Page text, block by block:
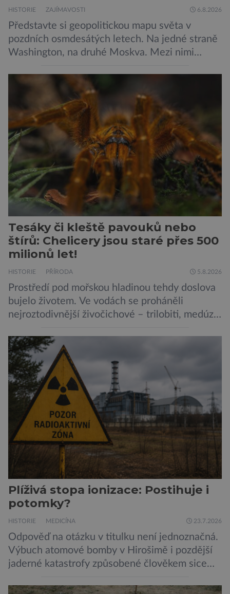
HISTORIE ZAJÍMAVOSTI 6.8.2026
Představte si geopolitickou mapu světa v
pozdních osmdesátých letech. Na jedné straně
Washington, na druhé Moskva. Mezi nimi
padesátkrát dokola, železná opona a miliony
vojáků v permanentní pohotovosti. A pak je tu
Donald Kendall, generální ředitel společnosti
PepsiCo, který se v květnu roku 1989 stává
admirálem flotily, jež čítá sedmnáct […]
Tesáky či kleště pavouků nebo
štírů: Chelicery jsou staré přes 500
milionů let!
HISTORIE PŘÍRODA 5.8.2026
Prostředí pod mořskou hladinou tehdy doslova
bujelo životem. Ve vodách se proháněli
nejroztodivnější živočichové – trilobiti, medúzy
prazvláštní stonožce podobný tvor, který měl
zárodky zbraní typických pro dnešní pavouky.
Pavouci, štíři či klíšťata jsou členovci patřící do
skupiny klepítkatců. Vyznačují se takzvanými
chelicerami, které u nich představují právě […]
Plíživá stopa ionizace: Postihuje i
potomky?
HISTORIE MEDICÍNA 23.7.2026
Odpověď na otázku v titulku není jednoznačná.
Výbuch atomové bomby v Hirošimě i pozdější
jaderné katastrofy způsobené člověkem sice
slabší a dlouhodobé záření poškozuje DNA.